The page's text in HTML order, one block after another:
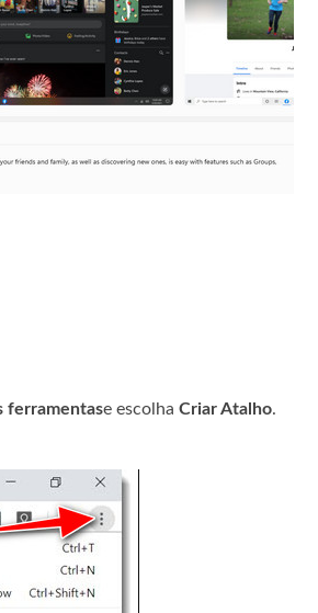
ferramentase escolha Criar Atalho.